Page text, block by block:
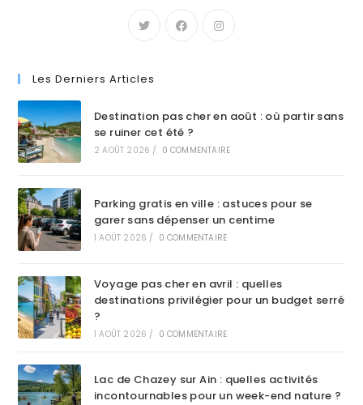
Les Derniers Articles
Destination pas cher en août : où partir sans
se ruiner cet été ?
2 AOÛT 2026 / 0 COMMENTAIRE
Parking gratis en ville : astuces pour se
garer sans dépenser un centime
1 AOÛT 2026 / 0 COMMENTAIRE
Voyage pas cher en avril : quelles
destinations privilégier pour un budget serré
?
1 AOÛT 2026 / 0 COMMENTAIRE
Lac de Chazey sur Ain : quelles activités
incontournables pour un week-end nature ?